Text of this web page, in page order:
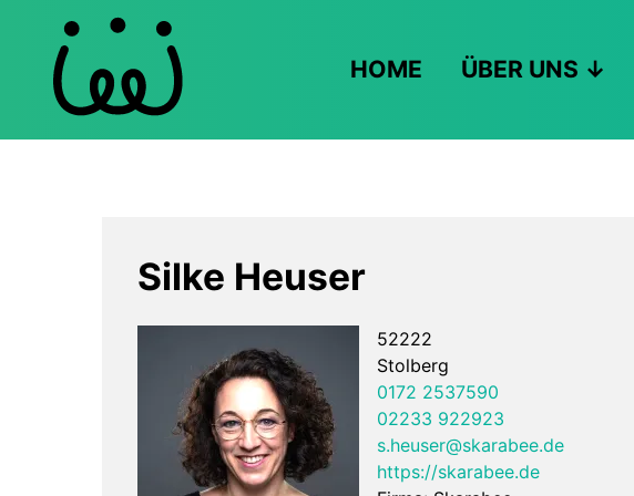
HOME ÜBER UNS
Silke Heuser
52222
Stolberg
0172 2537590
02233 922923
s.heuser@skarabee.de
https://skarabee.de